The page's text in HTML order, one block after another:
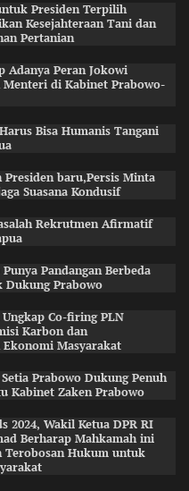
Presiden Terpilih
Kesejahteraan Tani dan
Pertanian
Adanya Peran Jokowi
Menteri di Kabinet Prabowo-
Bisa Humanis Tangani
Presiden baru,Persis Minta
Suasana Kondusif
Rekrutmen Afirmatif
Pandangan Berbeda
Dukung Prabowo
Co-firing PLN
Karbon dan
Ekonomi Masyarakat
Prabowo Dukung Penuh
Kabinet Zaken Prabowo
2024, Wakil Ketua DPR RI
Berharap Mahkamah ini
Terobosan Hukum untuk